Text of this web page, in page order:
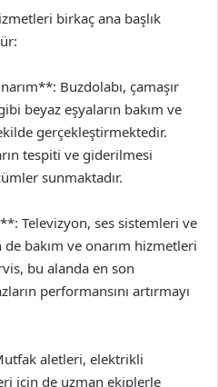
birkaç ana başlık
Buzdolabı, çamaşır
beyaz eşyaların bakım ve
gerçekleştirmektedir.
tespiti ve giderilmesi
sunmaktadır.
Televizyon, ses sistemleri ve
bakım ve onarım hizmetleri
bu alanda en son
performansını artırmayı
aletleri, elektrikli
için de uzman ekiplerle